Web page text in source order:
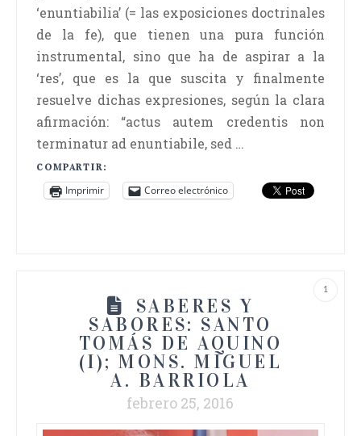
‘enuntiabilia’ (= las exposiciones doctrinales
de la fe), que tienen una pura función
instrumental, sino que ha de aspirar a la
‘res’, que es la que suscita y finalmente
resuelve dichas expresiones, según la clara
afirmación: “actus autem credentis non
terminatur ad enuntiabile, sed …
COMPARTIR:
Imprimir Correo electrónico
1
SABERES Y
SABORES: SANTO
TOMÁS DE AQUINO
(I); MONS. MIGUEL
A. BARRIOLA
febrero 25, 2016